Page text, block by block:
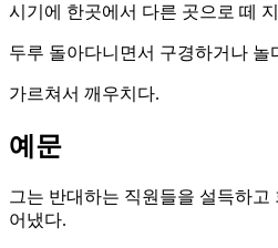
시기에 한곳에서 다른 곳으로 떼
두루 돌아다니면서 구경하거나 놀
가르쳐서 깨우치다.
예문
그는 반대하는 직원들을 설득하
어냈다.